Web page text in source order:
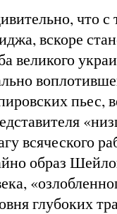
что с
вскоре
великого
пьес,
всяческого
образ
глубоких